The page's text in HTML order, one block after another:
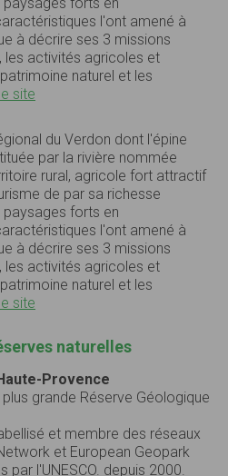
l'ont amené à
à décrire ses 3 missions
les activités agricoles et
naturel et les
site
du Verdon dont l'épine
par la rivière nommée
rural, agricole fort attractif
de par sa richesse
forts en
l'ont amené à
à décrire ses 3 missions
les activités agricoles et
naturel et les
site
naturelles
Provence
grande Réserve Géologique
et membre des réseaux
et European Geopark
par l'UNESCO. depuis 2000.